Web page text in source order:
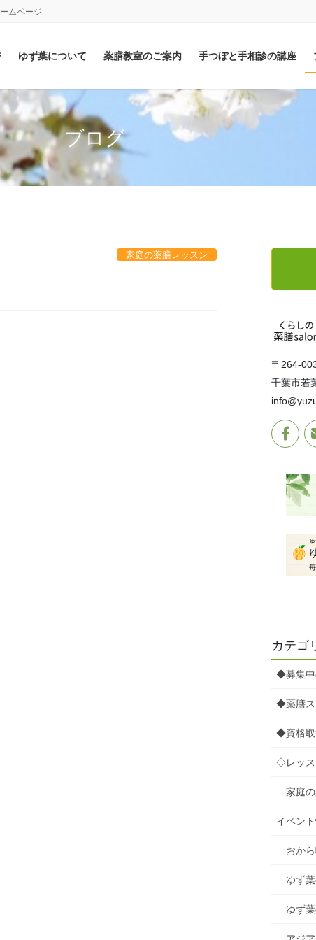
ムページ
ゆず葉について 薬膳教室のご案内 手つぼと手相診の講座
ブログ
家庭の薬膳レッスン
〒264-
千葉市若
カテゴ
◆募集中
◆薬膳ス
◆資格取
◇レッス
家庭
イベン
おか
ゆず
ゆず